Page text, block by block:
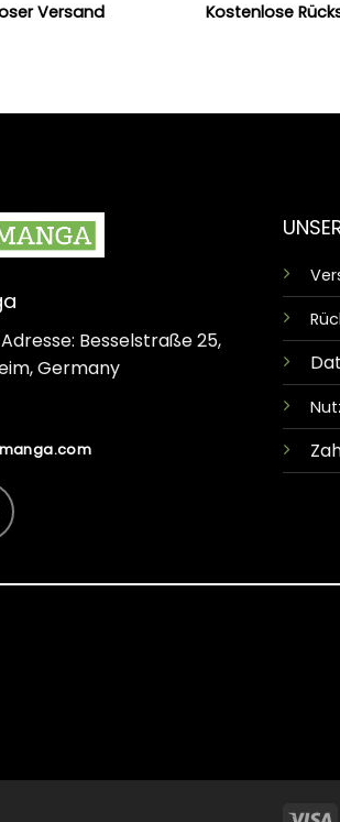
Versand Kostenlose
Besselstraße 25,
Germany